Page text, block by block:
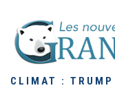
CLIMAT :